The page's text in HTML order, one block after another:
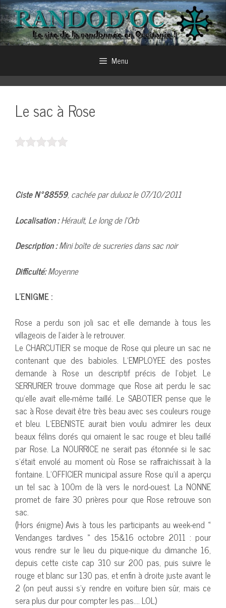
Aller
au
contenu
Menu
Le sac à Rose
Ciste N°88559, cachée par duluoz le 07/10/2011
Localisation :Hérault, Le long de l’Orb
Description :Mini boîte de sucreries dans sac noir
Difficulté:Moyenne
L’ENIGME :
Rose a perdu son joli sac et elle demande à tous les
villageois de l’aider à le retrouver.
Le CHARCUTIER se moque de Rose qui pleure un sac ne
contenant que des babioles. L’EMPLOYEE des postes
demande à Rose un descriptif précis de l’objet. Le
SERRURIER trouve dommage que Rose ait perdu le sac
qu’elle avait elle-même taillé. Le SABOTIER pense que le
sac à Rose devait être très beau avec ses couleurs rouge
et bleu. L’EBENISTE aurait bien voulu admirer les deux
beaux félins dorés qui ornaient le sac rouge et bleu taillé
par Rose. La NOURRICE ne serait pas étonnée si le sac
s’était envolé au moment où Rose se raffraichissait à la
fontaine. L’OFFICIER municipal assure Rose qu’il a aperçu
un tel sac à 100m de là vers le nord-ouest. La NONNE
promet de faire 30 prières pour que Rose retrouve son
sac.
(Hors énigme) Avis à tous les participants au week-end «
Vendanges tardives » des 15&16 octobre 2011 : pour
vous rendre sur le lieu du pique-nique du dimanche 16,
depuis cette ciste cap 310 sur 200 pas, puis suivre le
rouge et blanc sur 130 pas, et enfin à droite juste avant le
2 (on peut aussi s’y rendre en voiture bien sûr, mais ce
sera plus dur pour compter les pas…. LOL)